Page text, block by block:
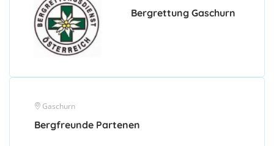
Bergrettung Gaschurn
Gaschurn
Bergfreunde Partenen